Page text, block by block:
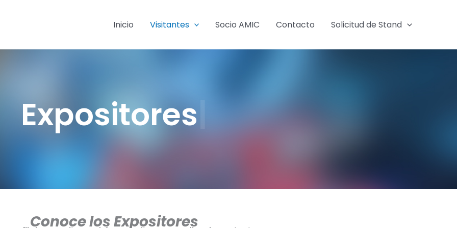
Inicio Visitantes Socio AMIC Contacto Solicitud de Stand
Expositores
Conoce los Expositores